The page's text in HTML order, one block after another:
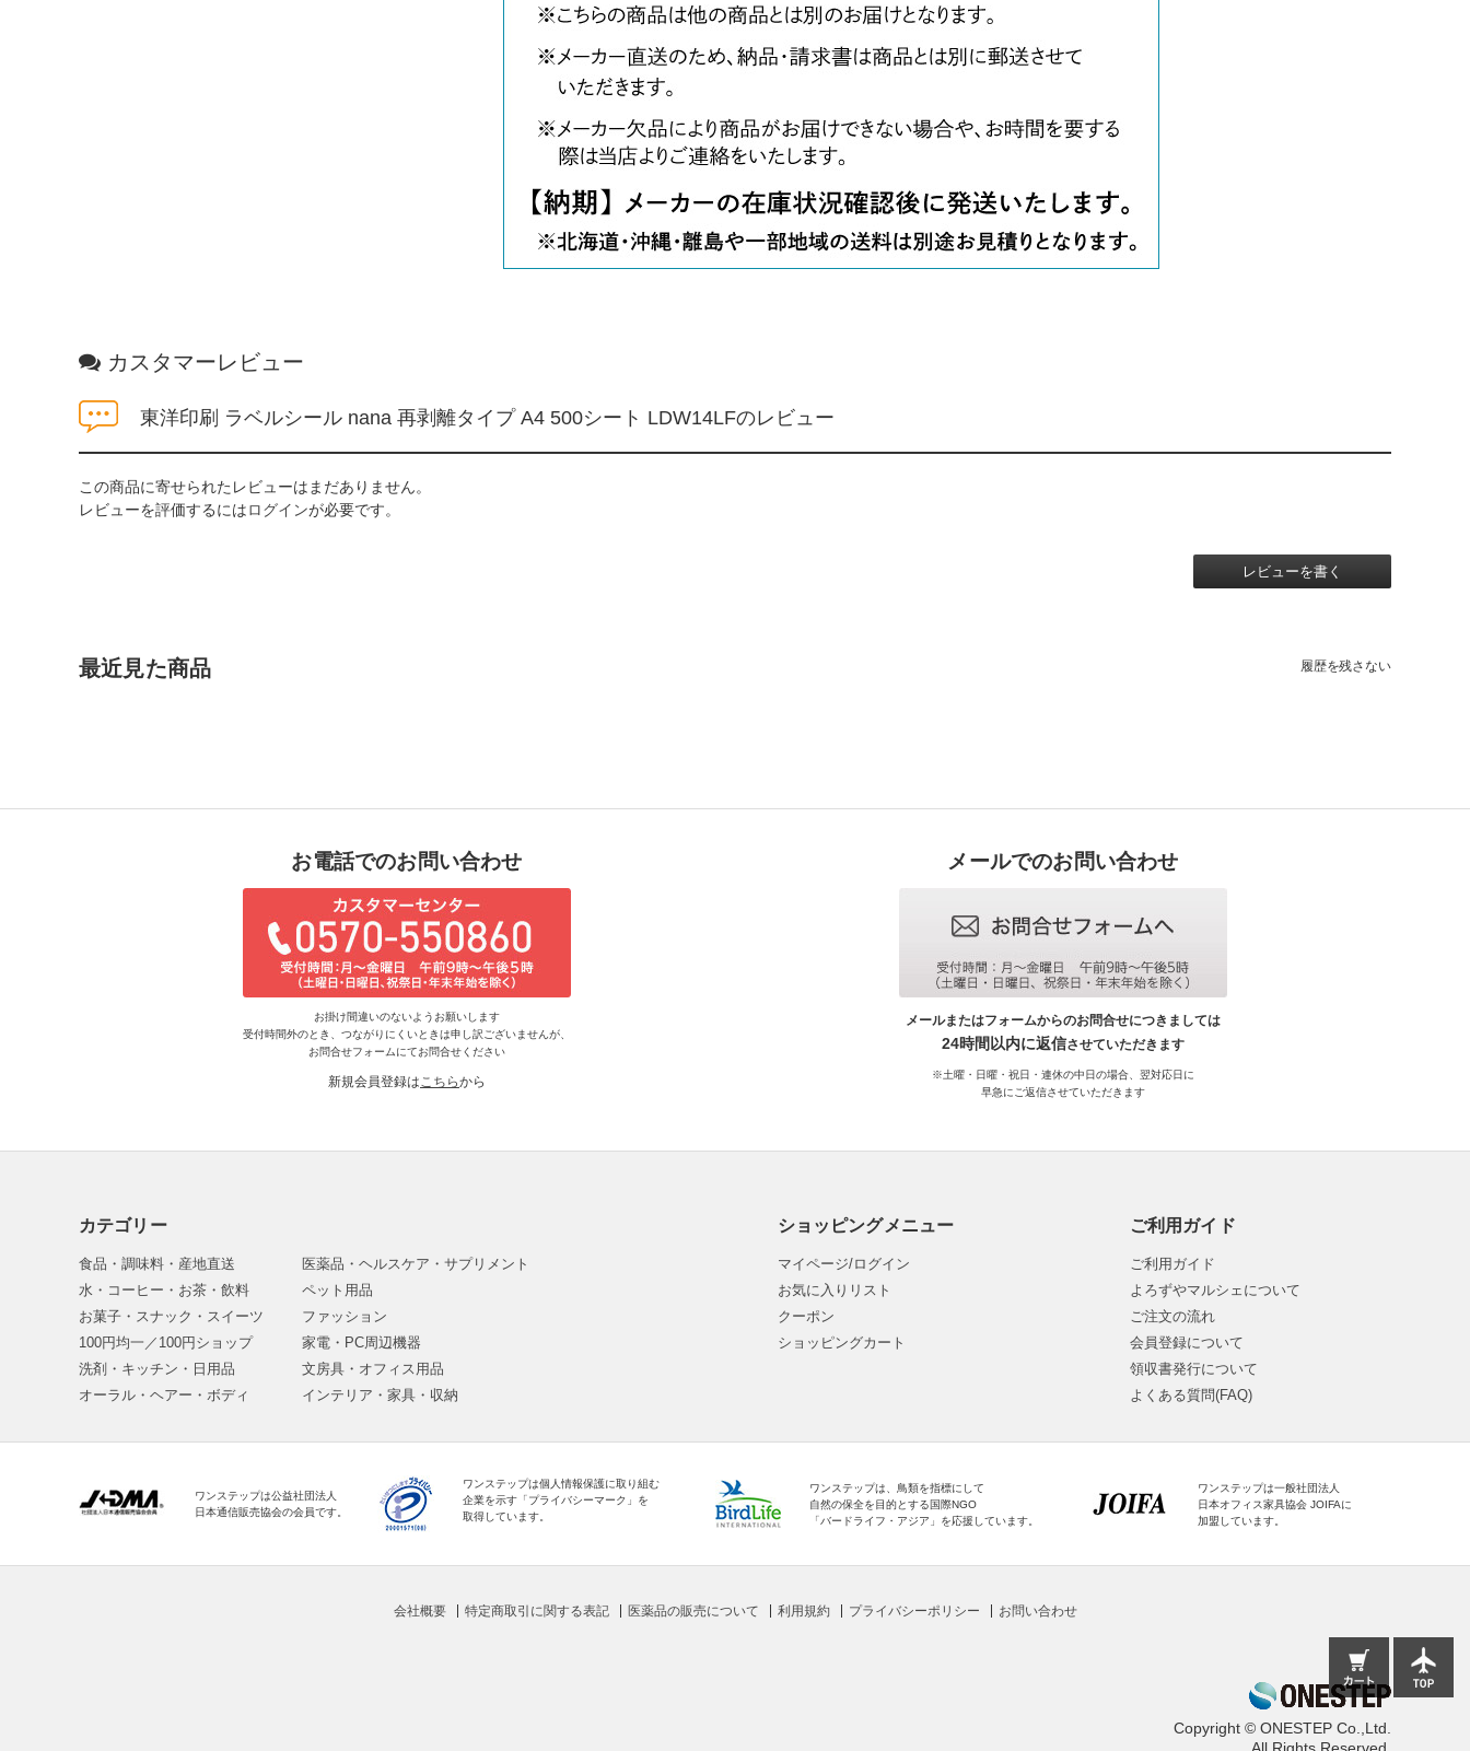
カスタマーレビュー
東洋印刷 ラベルシール nana 再剥離タイプ A4 500シート LDW14LFのレビュー
この商品に寄せられたレビューはまだありません。
レビューを評価するにはログインが必要です。
レビューを書く
最近見た商品 履歴を残さない
お電話でのお問い合わせ
お掛け間違いのないようお願いします
受付時間外のとき、つながりにくいときは申し訳ございませんが、
お問合せフォームにてお問合せください
新規会員登録はこちらから
メールでのお問い合わせ
メールまたはフォームからのお問合せにつきましては
24時間以内に返信させていただきます
※土曜・日曜・祝日・連休の中日の場合、翌対応日に
早急にご返信させていただきます
カテゴリー
食品・調味料・産地直送
水・コーヒー・お茶・飲料
お菓子・スナック・スイーツ
100円均一／100円ショップ
洗剤・キッチン・日用品
オーラル・ヘアー・ボディ
医薬品・ヘルスケア・サプリメント
ペット用品
ファッション
家電・PC周辺機器
文房具・オフィス用品
インテリア・家具・収納
ショッピングメニュー
マイページ/ログイン
お気に入りリスト
クーポン
ショッピングカート
ご利用ガイド
ご利用ガイド
よろずやマルシェについて
ご注文の流れ
会員登録について
領収書発行について
よくある質問(FAQ)
ワンステップは公益社団法人
日本通信販売協会の会員です。
ワンステップは個人情報保護に取り組む
企業を示す「プライバシーマーク」を
取得しています。
ワンステップは、鳥類を指標にして
自然の保全を目的とする国際NGO
「バードライフ・アジア」を応援しています。
ワンステップは一般社団法人
日本オフィス家具協会 JOIFAに
加盟しています。
会社概要 特定商取引に関する表記 医薬品の販売について 利用規約 プライバシーポリシー お問い合わせ
Copyright © ONESTEP Co.,Ltd.